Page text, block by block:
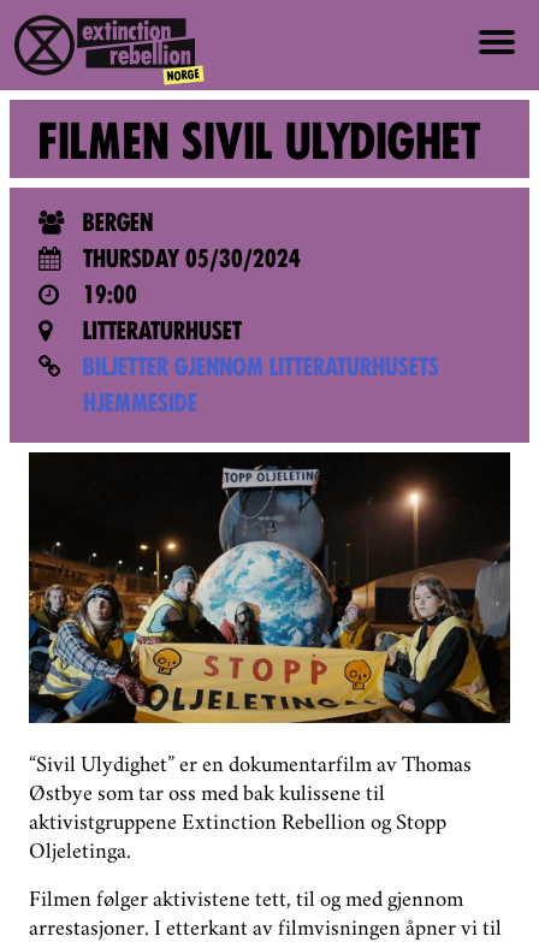
ABOUT US
ABOUT XR NORWAY
VALUES AND PRINCIPLES
JOIN
NEWS
PRESS
GROUPS
DONATE
PHASE OUT NORWAY
NORWEGIAN
FILMEN SIVIL ULYDIGHET
BERGEN
THURSDAY 05/30/2024
19:00
LITTERATURHUSET
BILJETTER GJENNOM LITTERATURHUSETS
HJEMMESIDE
“Sivil Ulydighet” er en dokumentarfilm av Thomas
Østbye som tar oss med bak kulissene til
aktivistgruppene Extinction Rebellion og Stopp
Oljeletinga.
Filmen følger aktivistene tett, til og med gjennom
arrestasjoner. I etterkant av filmvisningen åpner vi til